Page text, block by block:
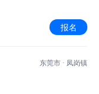
报名
东莞市 · 凤岗镇